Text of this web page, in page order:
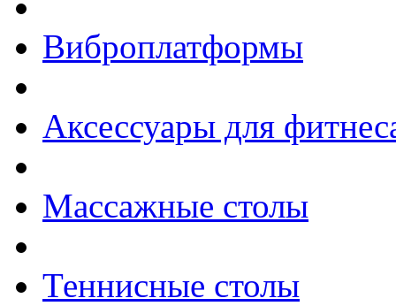
Виброплатформы
Аксессуары для
Массажные столы
Теннисные столы